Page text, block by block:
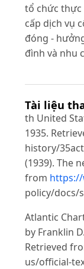
tổ chức
cấp dịch vụ
đóng -
đình và nhu
Tài liệu
th United
1935.
history/
(1939). The
from
policy/docs/
Atlantic
by Franklin
Retrieved
us/official-